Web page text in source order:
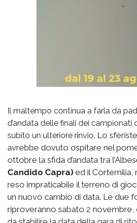
Il maltempo continua a farla da
d’andata delle finali dei campionati
subìto un ulteriore rinvio. Lo
avrebbe dovuto ospitare nel
ottobre la sfida d’andata tra
Candido Capra) ed il Cortemilia,
reso impraticabile il terreno di
un nuovo cambio di data. Le due
riproveranno sabato 2 novembre,